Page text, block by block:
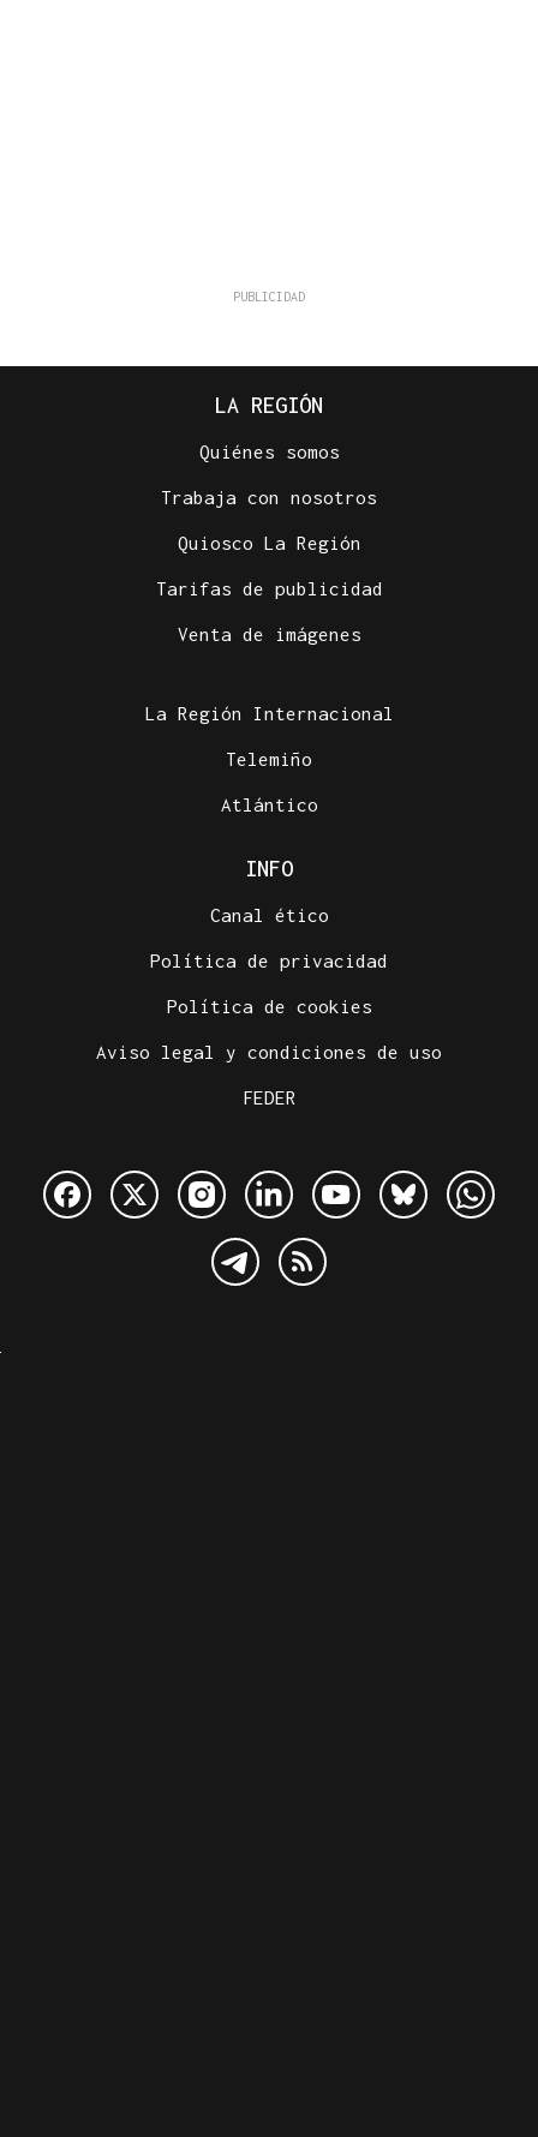
LA REGIÓN
Quiénes somos
Trabaja con nosotros
Quiosco La Región
Tarifas de publicidad
Venta de imágenes
La Región Internacional
Telemiño
Atlántico
INFO
Canal ético
Política de privacidad
Política de cookies
Aviso legal y condiciones de uso
FEDER